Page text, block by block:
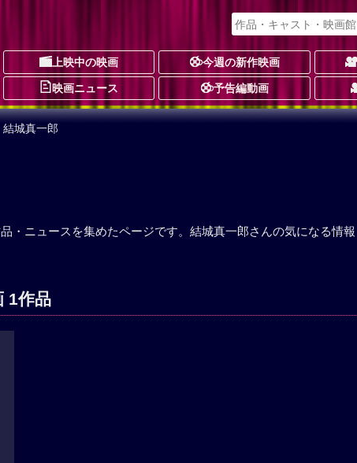
上映中の映画 今週の新作映画
映画ニュース 予告編動画
城真一郎
・ニュースを集めたページです。結城真一郎さんの気になる情報
1作品